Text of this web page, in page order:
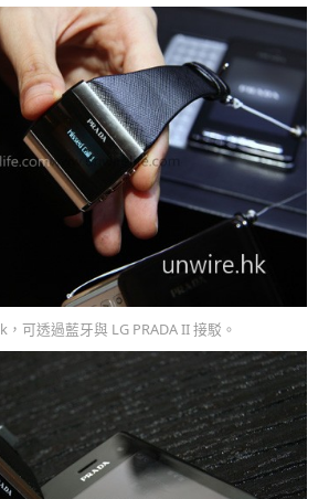
可透過藍牙與 LG PRADA II 接駁。